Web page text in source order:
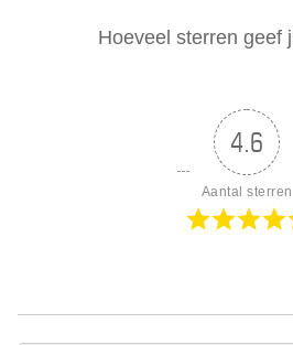
Hoeveel sterren geef
4.6
Aantal sterren